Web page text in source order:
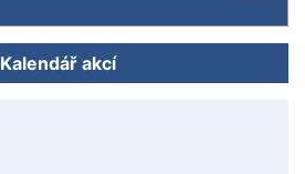
Kalendář akcí